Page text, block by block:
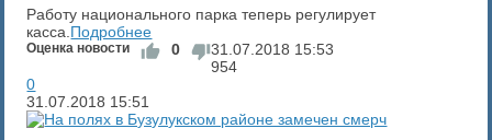
Работу национального парка теперь регулирует
касса.Подробнее
Оценка новости 0 31.07.2018 15:53
954
0
31.07.2018 15:51